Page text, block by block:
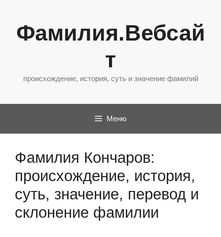
содержимому
Фамилия.Вебсай
т
происхождение, история, суть и значение фамилий
Меню
Фамилия Кончаров:
происхождение, история,
суть, значение, перевод и
склонение фамилии